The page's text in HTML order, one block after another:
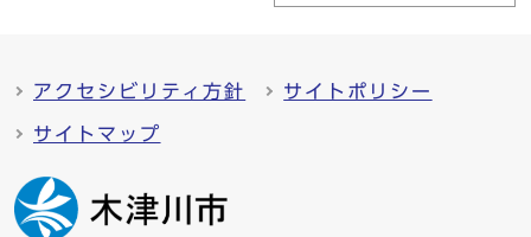
アクセシビリティ方針 サイトポリシー
サイトマップ